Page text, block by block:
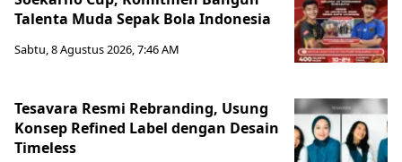
Talenta Muda Sepak Bola Indonesia
Sabtu, 8 Agustus 2026, 7:46 AM
Tesavara Resmi Rebranding, Usung
Konsep Refined Label dengan Desain
Timeless